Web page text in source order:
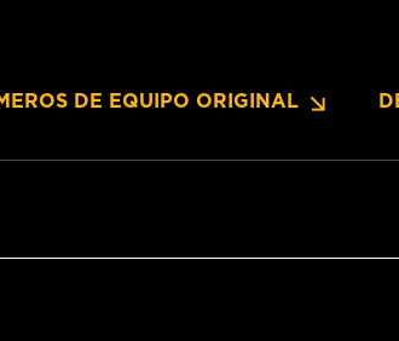
DE EQUIPO ORIGINAL